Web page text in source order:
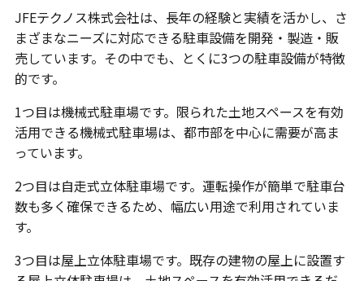
JFEテクノス株式会社は、長年の経験と実績を活かし、さ
まざまなニーズに対応できる駐車設備を開発・製造・販
売しています。その中でも、とくに3つの駐車設備が特徴
的です。
1つ目は機械式駐車場です。限られた土地スペースを有効
活用できる機械式駐車場は、都市部を中心に需要が高ま
っています。
2つ目は自走式立体駐車場です。運転操作が簡単で駐車台
数も多く確保できるため、幅広い用途で利用されていま
す。
3つ目は屋上立体駐車場です。既存の建物の屋上に設置す